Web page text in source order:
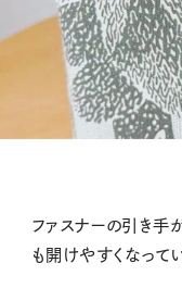
ファスナーの引き手
も開けやすくなって